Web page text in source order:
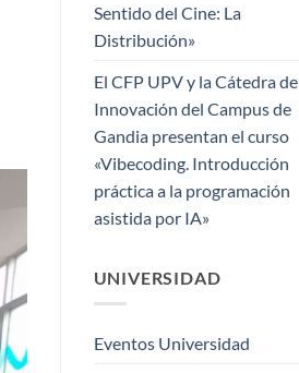
Sentido del Cine: La
Distribución»
El CFP UPV y la Cátedra de
Innovación del Campus de
Gandia presentan el curso
«Vibecoding. Introducción
práctica a la programación
asistida por IA»
UNIVERSIDAD
Eventos Universidad